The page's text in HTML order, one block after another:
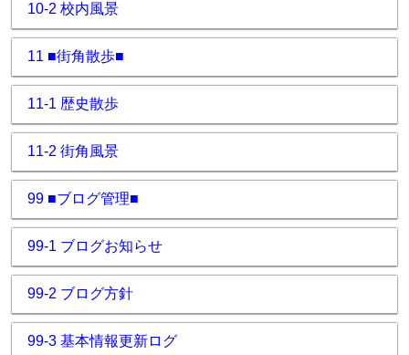
10-2 校内風景
11 ■街角散歩■
11-1 歴史散歩
11-2 街角風景
99 ■ブログ管理■
99-1 ブログお知らせ
99-2 ブログ方針
99-3 基本情報更新ログ